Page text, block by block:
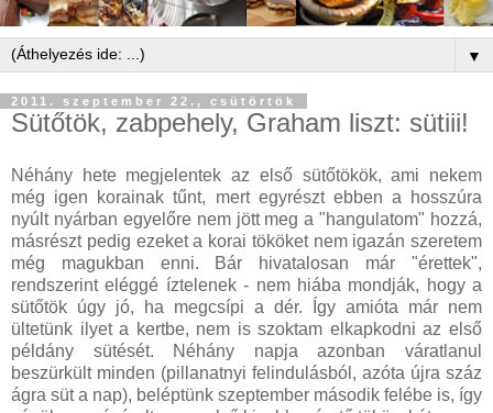
▼
2011. szeptember 22., csütörtök
Sütőtök, zabpehely, Graham liszt: sütiii!
Néhány hete megjelentek az első sütőtökök, ami nekem
még igen korainak tűnt, mert egyrészt ebben a hosszúra
nyúlt nyárban egyelőre nem jött meg a "hangulatom" hozzá,
másrészt pedig ezeket a korai tököket nem igazán szeretem
még magukban enni. Bár hivatalosan már "érettek",
rendszerint eléggé íztelenek - nem hiába mondják, hogy a
sütőtök úgy jó, ha megcsípi a dér. Így amióta már nem
ültetünk ilyet a kertbe, nem is szoktam elkapkodni az első
példány sütését. Néhány napja azonban váratlanul
beszürkült minden (pillanatnyi felindulásból, azóta újra száz
ágra süt a nap), beléptünk szeptember második felébe is, így